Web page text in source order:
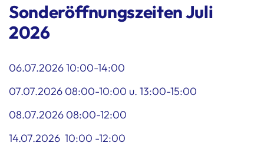
Sonderöffnungszeiten Juli
2026
06.07.2026 10:00-14:00
07.07.2026 08:00-10:00 u. 13:00-15:00
08.07.2026 08:00-12:00
14.07.2026 10:00 -12:00